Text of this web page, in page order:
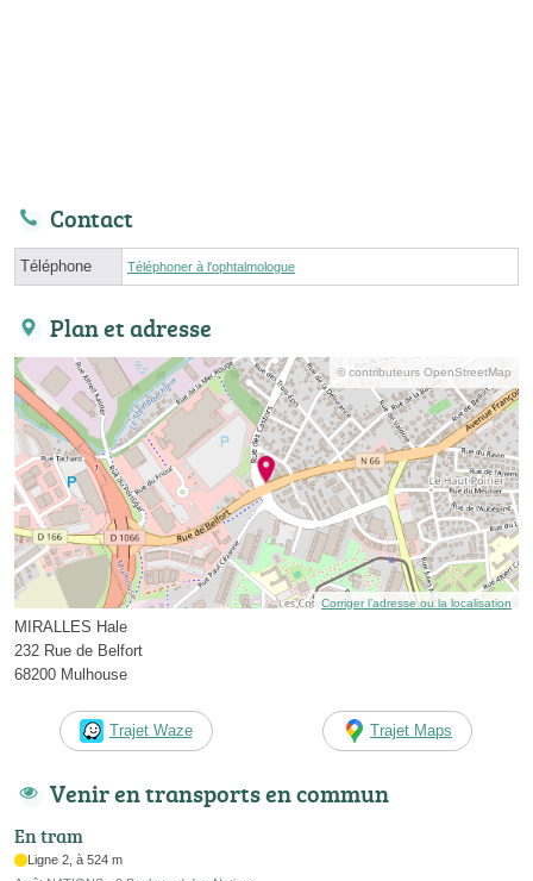
Contact
Téléphone Téléphoner à l'ophtalmologue
Plan et adresse
© contributeurs OpenStreetMap
Corriger l’adresse ou la localisation
MIRALLES Hale
232 Rue de Belfort
68200 Mulhouse
Trajet Waze Trajet Maps
Venir en transports en commun
En tram
Ligne 2, à 524 m